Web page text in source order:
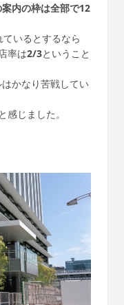
内の枠は全部で12
いるとするなら
率は2/3ということ
かなり苦戦してい
感じました。